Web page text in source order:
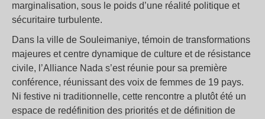
marginalisation, sous le poids d’une réalité politique et
sécuritaire turbulente.
Dans la ville de Souleimaniye, témoin de transformations
majeures et centre dynamique de culture et de résistance
civile, l’Alliance Nada s’est réunie pour sa première
conférence, réunissant des voix de femmes de 19 pays.
Ni festive ni traditionnelle, cette rencontre a plutôt été un
espace de redéfinition des priorités et de définition de